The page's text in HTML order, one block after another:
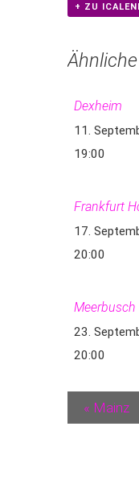
+ ZU
Dexheim
11.
19:00
Frankfurt
17.
20:00
Meerbusch
23.
20:00
« Mainz